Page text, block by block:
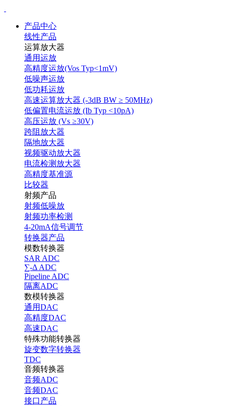
产品中心
线性产品
运算放大器
通用运放
高精度运放(Vos Typ<1mV)
低噪声运放
低功耗运放
高速运算放大器 (-3dB BW ≥ 50MHz)
低偏置电流运放 (Ib Typ <10pA)
高压运放 (Vs ≥30V)
跨阻放大器
隔地放大器
视频驱动放大器
电流检测放大器
高精度基准源
比较器
射频产品
射频低噪放
射频功率检测
4-20mA信号调节
转换器产品
模数转换器
SAR ADC
∑-Δ ADC
Pipeline ADC
隔离ADC
数模转换器
通用DAC
高精度DAC
高速DAC
特殊功能转换器
旋变数字转换器
TDC
音频转换器
音频ADC
音频DAC
接口产品